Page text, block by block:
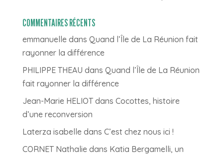
COMMENTAIRES RÉCENTS
emmanuelledans Quand l’Île de La Réunion fait
rayonner la différence
PHILIPPE THEAU dans Quand l’Île de La Réunion
fait rayonner la différence
Jean-Marie HELIOTdans Cocottes, histoire
d’une reconversion
Laterza isabelledans C’est chez nous ici !
CORNET Nathaliedans Katia Bergamelli, un